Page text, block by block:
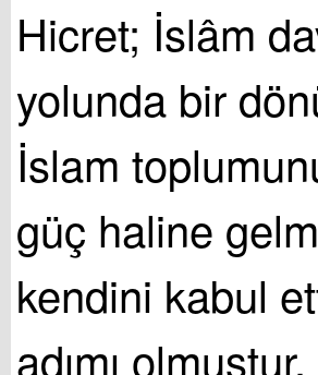
Hicret; İslâm
yolunda bir
İslam
güç haline
kendini kabul
adımı